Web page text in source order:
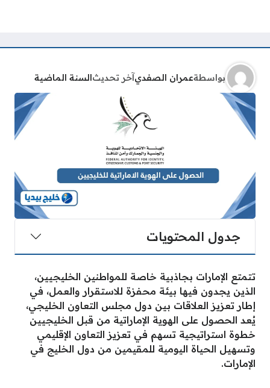
بواسطةعمران الصفديآخر تحديثالسنة الماضية
جدول المحتويات
تتمتع الإمارات بجاذبية خاصة للمواطنين الخليجيين،
الذين يجدون فيها بيئة محفزة للاستقرار والعمل، في
إطار تعزيز العلاقات بين دول مجلس التعاون الخليجي،
يُعد الحصول على الهوية الإماراتية من قبل الخليجيين
خطوة استراتيجية تسهم في تعزيز التعاون الإقليمي
وتسهيل الحياة اليومية للمقيمين من دول الخليج في
الإمارات.